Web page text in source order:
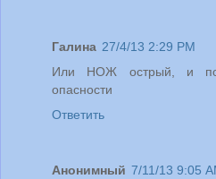
Галина 27/4/13 2:29 PM
Или НОЖ острый, и
опасности
Ответить
Анонимный 7/11/13 9:05